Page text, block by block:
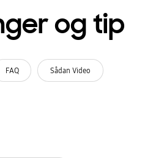
og tip
FAQ Sådan Video